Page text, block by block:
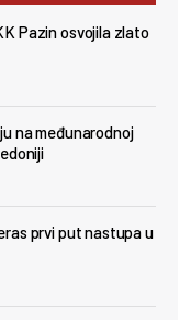
Pazin osvojila zlato
na međunarodnoj
prvi put nastupa u